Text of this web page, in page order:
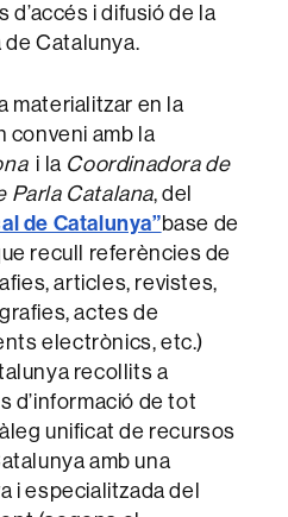
i difusió de la
de Catalunya.
materialitzar en la
conveni amb la
i la Coordinadora de
Parla Catalana, del
de Catalunya”base de
recull referències de
articles, revistes,
actes de
electrònics, etc.)
recollits a
d’informació de tot
unificat de recursos
amb una
i especialitzada del